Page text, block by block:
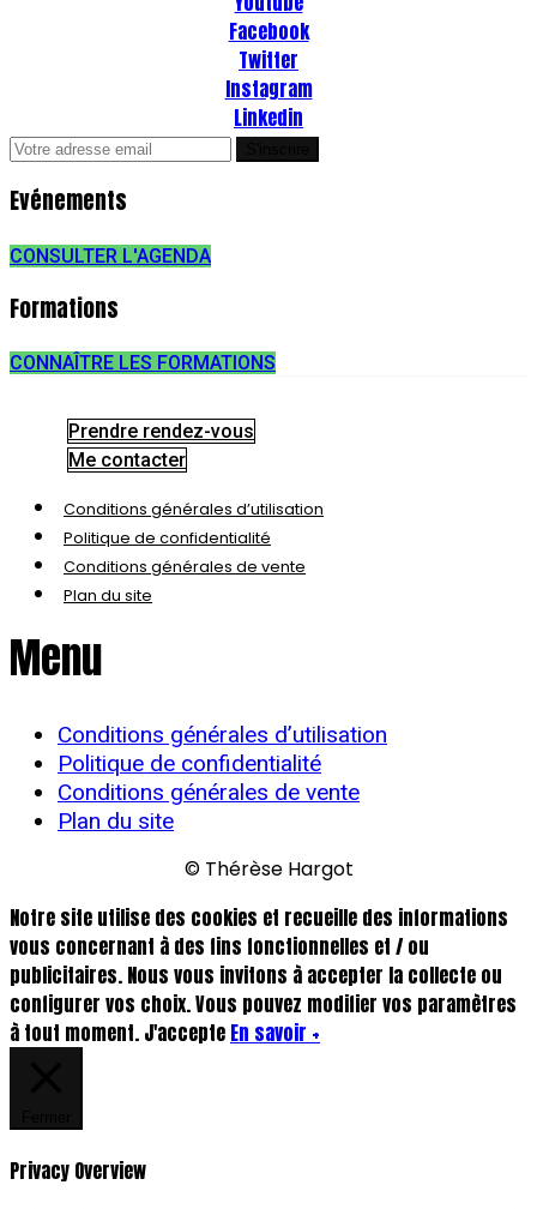
Facebook
Twitter
Instagram
Linkedin
Evénements
CONSULTER L'AGENDA
Formations
CONNAÎTRE LES FORMATIONS
Prendre rendez-vous
Me contacter
Conditions générales d’utilisation
Politique de confidentialité
Conditions générales de vente
Plan du site
Menu
Conditions générales d’utilisation
Politique de confidentialité
Conditions générales de vente
Plan du site
© Thérèse Hargot
Notre site utilise des cookies et recueille des informations
vous concernant à des fins fonctionnelles et / ou
publicitaires. Nous vous invitons à accepter la collecte ou
configurer vos choix. Vous pouvez modifier vos paramètres
à tout moment. J'accepte En savoir +
Privacy Overview